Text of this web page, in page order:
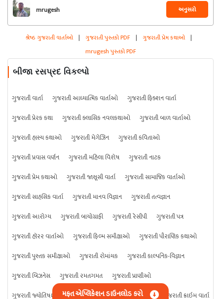
mrugesh અનુસરો
શ્રેષ્ઠ ગુજરાતી વાર્તાઓ | ગુજરાતી પુસ્તકો PDF | ગુજરાતી પ્રેમ કથાઓ |
mrugesh પુસ્તકો PDF
બીજા રસપ્રદ વિકલ્પો
ગુજરાતી વાર્તા ગુજરાતી આધ્યાત્મિક વાર્તાઓ
ગુજરાતી ફિક્શન વાર્તા
ગુજરાતી પ્રેરક કથા
ગુજરાતી ક્લાસિક નવલકથાઓ
ગુજરાતી બાળ વાર્તાઓ
ગુજરાતી હાસ્ય કથાઓ
ગુજરાતી મેગેઝિન
ગુજરાતી કવિતાઓ
ગુજરાતી પ્રવાસ વર્ણન
ગુજરાતી મહિલા વિશેષ
ગુજરાતી નાટક
ગુજરાતી પ્રેમ કથાઓ
ગુજરાતી જાસૂસી વાર્તા
ગુજરાતી સામાજિક વાર્તાઓ
ગુજરાતી સાહસિક વાર્તા
ગુજરાતી માનવ વિજ્ઞાન
ગુજરાતી તત્વજ્ઞાન
ગુજરાતી આરોગ્ય
ગુજરાતી બાયોગ્રાફી ગુજરાતી રેસીપી
ગુજરાતી પત્ર
ગુજરાતી હૉરર વાર્તાઓ
ગુજરાતી ફિલ્મ સમીક્ષાઓ
ગુજરાતી પૌરાણિક કથાઓ
ગુજરાતી પુસ્તક સમીક્ષાઓ
ગુજરાતી રોમાંચક
ગુજરાતી કાલ્પનિક-વિજ્ઞાન
ગુજરાતી બિઝનેસ
ગુજરાતી રમતગમત
ગુજરાતી પ્રાણીઓ
ગુજરાતી જ્યોતિષશાસ્ત્ર
ગુજરાતી વિજ્ઞાન ગુજરાતી કંઈપણ ગુજરાતી ક્રાઇમ વાર્તા
મફત એપ્લિકેશન ડાઉનલોડ કરો